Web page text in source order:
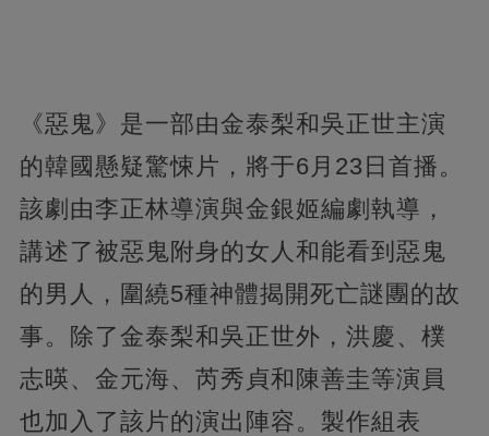
《惡鬼》是一部由金泰梨和吳正世主演
的韓國懸疑驚悚片，將于6月23日首播。
該劇由李正林導演與金銀姬編劇執導，
講述了被惡鬼附身的女人和能看到惡鬼
的男人，圍繞5種神體揭開死亡謎團的故
事。除了金泰梨和吳正世外，洪慶、樸
志暎、金元海、芮秀貞和陳善圭等演員
也加入了該片的演出陣容。製作組表